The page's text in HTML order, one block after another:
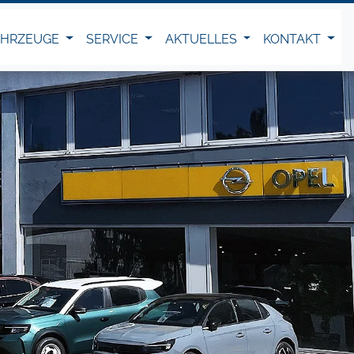
SERVICE AKTUELLES KONTAKT